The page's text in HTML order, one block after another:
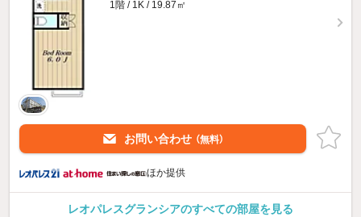
1階 / 1K / 19.87㎡
お問い合わせ （無料）
ほか提供
レオパレスグランシアのすべての部屋を見る